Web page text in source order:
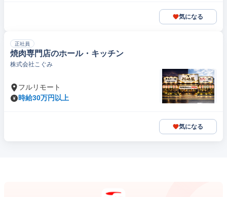
気になる
正社員
焼肉専門店のホール・キッチン
株式会社こぐみ
フルリモート
時給30万円以上
気になる